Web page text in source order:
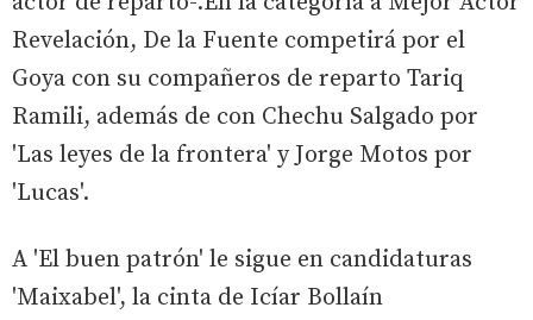
Revelación, De la Fuente competirá por el
Goya con su compañeros de reparto Tariq
Ramili, además de con Chechu Salgado por
'Las leyes de la frontera' y Jorge Motos por
'Lucas'.
A 'El buen patrón' le sigue en candidaturas
'Maixabel', la cinta de Icíar Bollaín